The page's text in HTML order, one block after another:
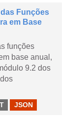
Funções
em Base
funções
base anual,
9.2 dos
JSON